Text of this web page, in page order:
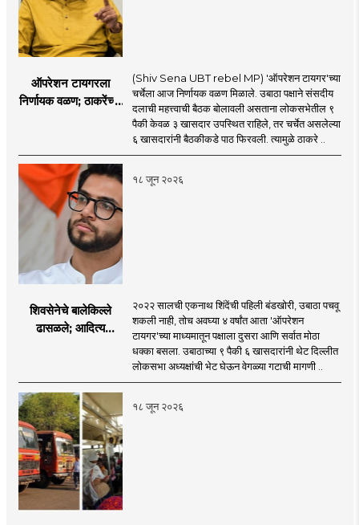
ऑपरेशन टायगरला
निर्णायक वळण; ठाकरेंच्या
विलीन होण्याचा प्रस्ताव?
(Shiv Sena UBT rebel MP) 'ऑपरेशन टायगर'च्या
चर्चेला आज निर्णायक वळण मिळाले. उबाठा पक्षाने संसदीय
दलाची महत्त्वाची बैठक बोलावली असताना लोकसभेतील ९
पैकी केवळ ३ खासदार उपस्थित राहिले, तर चर्चेत असलेल्या
६ खासदारांनी बैठकीकडे पाठ फिरवली. त्यामुळे ठाकरे ..
१८ जून २०२६
शिवसेनेचे बालेकिल्ले
ढासळले; आदित्य
नेमका कुठे चुकला?
२०२२ सालची एकनाथ शिंदेंची पहिली बंडखोरी, उबाठा पचवू
शकली नाही, तोच अवघ्या ४ वर्षांत आता 'ऑपरेशन
टायगर'च्या माध्यमातून पक्षाला दुसरा आणि सर्वात मोठा
धक्का बसला. उबाठाच्या ९ पैकी ६ खासदारांनी थेट दिल्लीत
लोकसभा अध्यक्षांची भेट घेऊन वेगळ्या गटाची मागणी ..
१८ जून २०२६